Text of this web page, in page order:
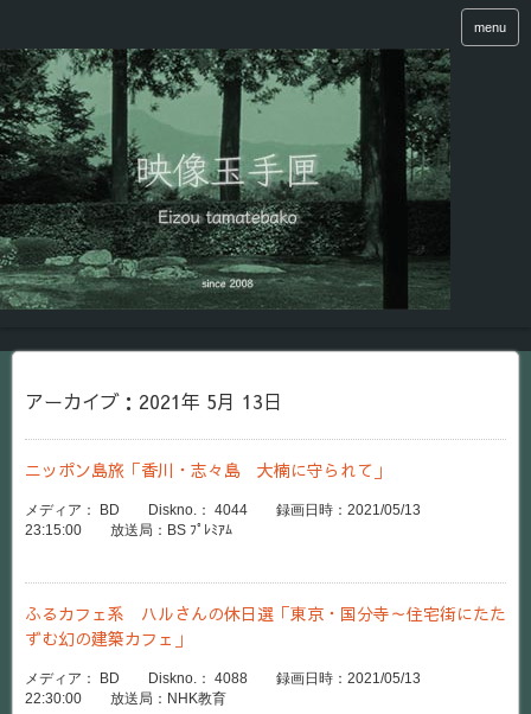
menu
アーカイブ：2021年 5月 13日
ニッポン島旅「香川・志々島 大楠に守られて」
メディア： BD Diskno.： 4044 録画日時：2021/05/13
23:15:00 放送局：BS ﾌﾟﾚﾐｱﾑ
ふるカフェ系 ハルさんの休日選「東京・国分寺～住宅街にたた
ずむ幻の建築カフェ」
メディア： BD Diskno.： 4088 録画日時：2021/05/13
22:30:00 放送局：NHK教育